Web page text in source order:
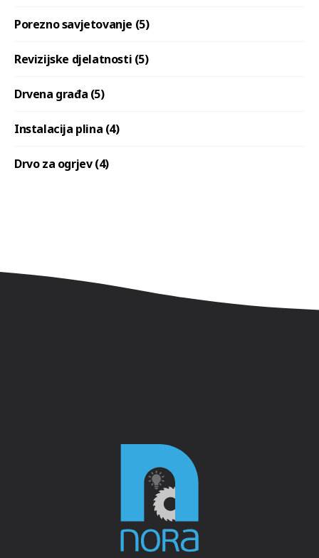
Porezno savjetovanje (5)
Revizijske djelatnosti (5)
Drvena građa (5)
Instalacija plina (4)
Drvo za ogrjev (4)